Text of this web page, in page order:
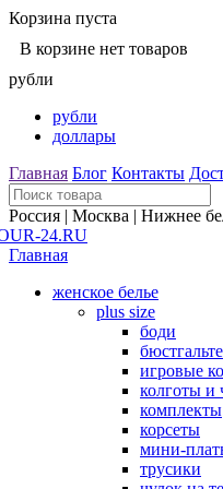
Корзина пуста
В корзине нет товаров
рубли
рубли
доллары
Главная Блог Контакты
Россия | Москва | Нижнее
Главная
женское белье
plus size
боди
игровые
колготы и
комплекты
корсеты
мини-
трусики